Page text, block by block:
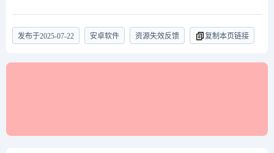
发布于2025-07-22 安卓软件 资源失效反馈 复制本页链接